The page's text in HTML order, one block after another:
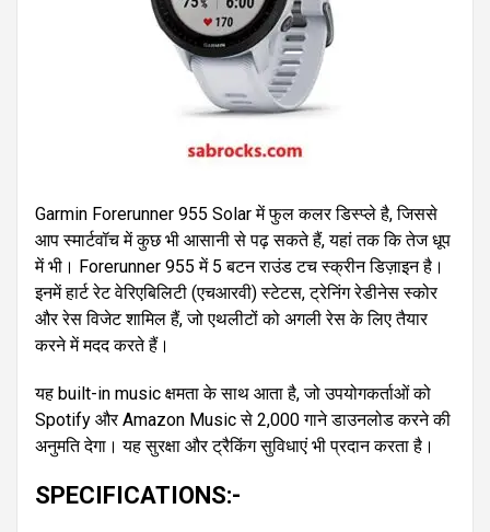
Garmin Forerunner 955 Solar में फुल कलर डिस्प्ले है, जिससे
आप स्मार्टवॉच में कुछ भी आसानी से पढ़ सकते हैं, यहां तक ​​कि तेज धूप
में भी। Forerunner 955 में 5 बटन राउंड टच स्क्रीन डिज़ाइन है।
इनमें हार्ट रेट वेरिएबिलिटी (एचआरवी) स्टेटस, ट्रेनिंग रेडीनेस स्कोर
और रेस विजेट शामिल हैं, जो एथलीटों को अगली रेस के लिए तैयार
करने में मदद करते हैं।
यह built-in music क्षमता के साथ आता है, जो उपयोगकर्ताओं को
Spotify और Amazon Music से 2,000 गाने डाउनलोड करने की
अनुमति देगा। यह सुरक्षा और ट्रैकिंग सुविधाएं भी प्रदान करता है।
SPECIFICATIONS:-